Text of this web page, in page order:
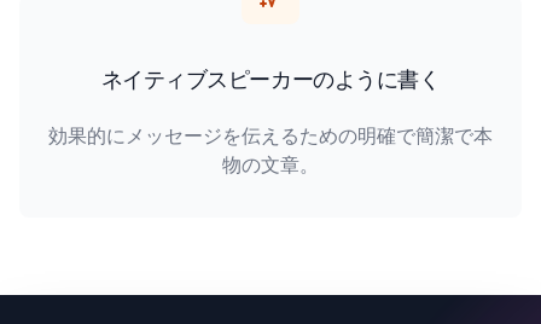
ネイティブスピーカーのように書く
効果的にメッセージを伝えるための明確で簡潔で本
物の文章。